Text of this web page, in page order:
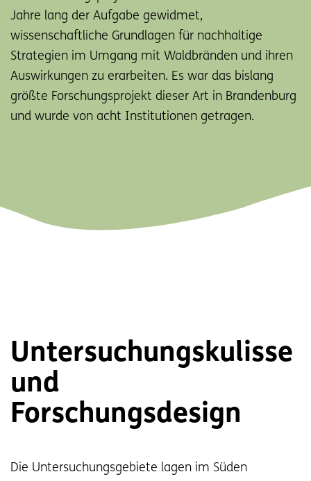
Jahre lang der Aufgabe gewidmet,
wissenschaftliche Grundlagen für nachhaltige
Strategien im Umgang mit Waldbränden und ihren
Auswirkungen zu erarbeiten. Es war das bislang
größte Forschungsprojekt dieser Art in Brandenburg
und wurde von acht Institutionen getragen.
Untersuchungskulisse
und
Forschungsdesign
Die Untersuchungsgebiete lagen im Süden